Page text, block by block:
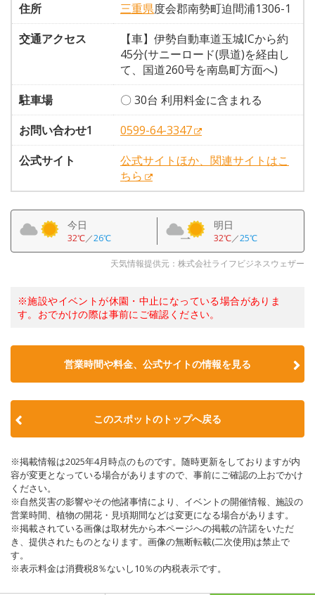
住所
三重県度会郡南勢町迫間浦1306-1
交通アクセス
【車】伊勢自動車道玉城ICから約
45分(サニーロード(県道)を経由し
て、国道260号を南島町方面へ)
駐車場
〇 30台 利用料金に含まれる
お問い合わせ1
0599-64-3347
公式サイト
公式サイトほか、関連サイトはこ
ちら
今日
32℃／26℃
明日
32℃／25℃
天気情報提供元：株式会社ライフビジネスウェザー
※施設やイベントが休園・中止になっている場合がありま
す。おでかけの際は事前にご確認ください。
営業時間や料金、公式サイトの情報を見る
このスポットのトップへ戻る
※掲載情報は2025年4月時点のものです。随時更新をしておりますが内
容が変更となっている場合がありますので、事前にご確認の上おでかけ
ください。
※自然災害の影響やその他諸事情により、イベントの開催情報、施設の
営業時間、植物の開花・見頃期間などは変更になる場合があります。
※掲載されている画像は取材先から本ページへの掲載の許諾をいただ
き、提供されたものとなります。画像の無断転載(二次使用)は禁止で
す。
※表示料金は消費税8％ないし10％の内税表示です。